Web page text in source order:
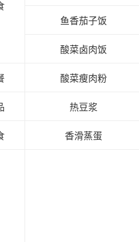
鱼香茄子饭
酸菜卤肉饭
酸菜瘦肉粉
热豆浆
香滑蒸蛋